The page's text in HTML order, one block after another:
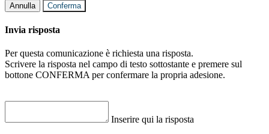
Annulla Conferma
Invia risposta
Per questa comunicazione è richiesta una risposta.
Scrivere la risposta nel campo di testo sottostante e premere sul
bottone CONFERMA per confermare la propria adesione.
Inserire qui la risposta